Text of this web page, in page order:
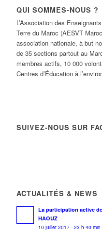
QUI SOMMES-NOUS ?
L’Association des
Terre du Maroc (AESVT
association nationale, à but
de 35 sections partout au
membres actifs, 10 000
Centres d’Éducation à
SUIVEZ-NOUS SUR
ACTUALITÉS & NEWS
La participation active
HAOUZ
10 juillet 2017 - 23 h 40 min